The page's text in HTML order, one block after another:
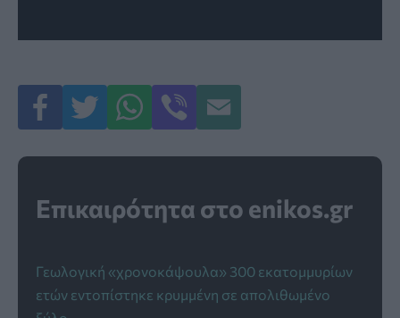
Επικαιρότητα στο enikos.gr
Γεωλογική «χρονοκάψουλα» 300 εκατομμυρίων
ετών εντοπίστηκε κρυμμένη σε απολιθωμένο